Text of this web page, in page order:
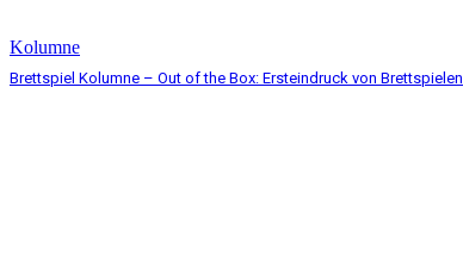
Kolumne
Brettspiel Kolumne – Out of the Box: Ersteindruck von Brettspielen